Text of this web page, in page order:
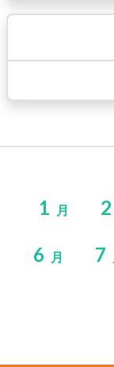
1 月 2
6 月 7